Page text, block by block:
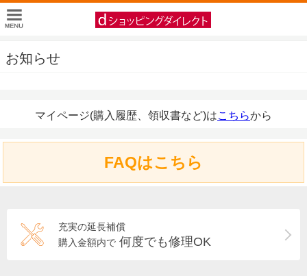
お知らせ
マイページ(購入履歴、領収書など)はこちらから
FAQはこちら
充実の延長補償
購入金額内で 何度でも修理OK